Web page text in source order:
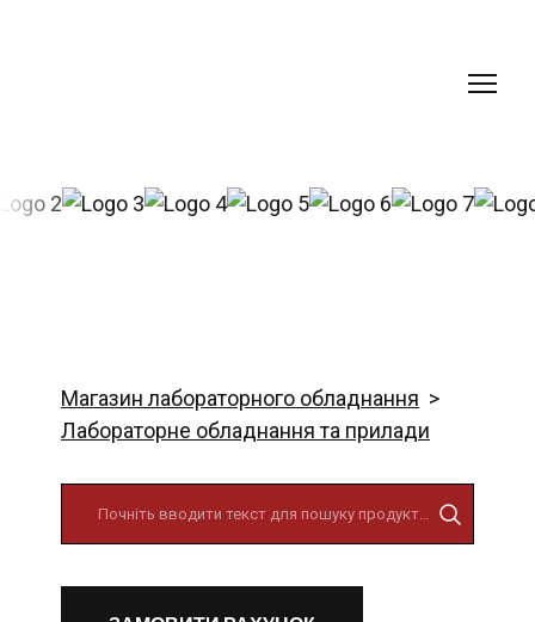
Магазин лабораторного обладнання
Лабораторне обладнання та прилади